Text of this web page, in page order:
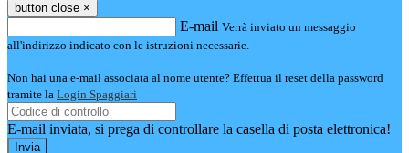
button close ×
E-mail Verrà inviato un messaggio
all'indirizzo indicato con le istruzioni necessarie.
Non hai una e-mail associata al nome utente? Effettua il reset della password
tramite la Login Spaggiari
E-mail inviata, si prega di controllare la casella di posta elettronica!